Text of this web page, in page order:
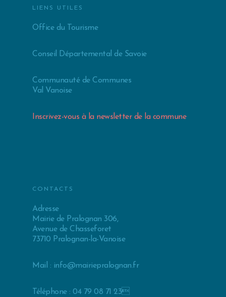
LIENS UTILES
Office du Tourisme
Conseil Départemental de Savoie
Communauté de Communes
Val Vanoise
Inscrivez-vous à la newsletter de la commune
CONTACTS
Adresse
Mairie de Pralognan 306,
Avenue de Chasseforet
73710 Pralognan-la-Vanoise
Mail : info@mairiepralognan.fr
Téléphone : 04 79 08 71 23